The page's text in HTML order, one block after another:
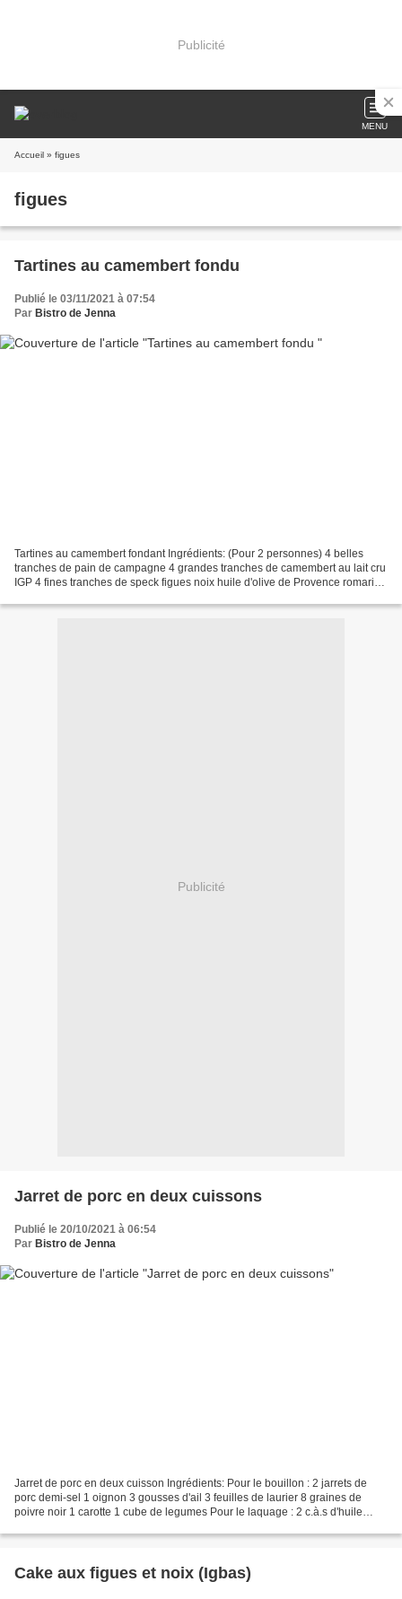
Publicité
MENU
Accueil » figues
figues
Tartines au camembert fondu
Publié le 03/11/2021 à 07:54
Par Bistro de Jenna
Tartines au camembert fondant Ingrédients: (Pour 2 personnes) 4 belles
tranches de pain de campagne 4 grandes tranches de camembert au lait cru
IGP 4 fines tranches de speck figues noix huile d'olive de Provence romarin
Publicité
Jarret de porc en deux cuissons
Publié le 20/10/2021 à 06:54
Par Bistro de Jenna
Jarret de porc en deux cuisson Ingrédients: Pour le bouillon : 2 jarrets de
porc demi-sel 1 oignon 3 gousses d'ail 3 feuilles de laurier 8 graines de
poivre noir 1 carotte 1 cube de legumes Pour le laquage : 2 c.à.s d'huile
Cake aux figues et noix (Igbas)